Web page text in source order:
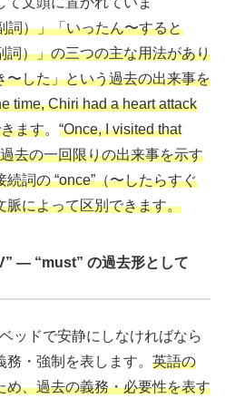
詞）」「いったん〜すると
詞）」の三つの主な用法があり
〜した」という過去の出来事を
time, Chiri had a heart attack
ます。 “Once, I visited that
去の一回限りの出来事を示す
詞の “once”（〜したらすぐ
脈によって区別できます。
— “must” の過去形として
ッドで安静にしなければなら
・強制を表します。 英語の
め、過去の義務・必要性を表す